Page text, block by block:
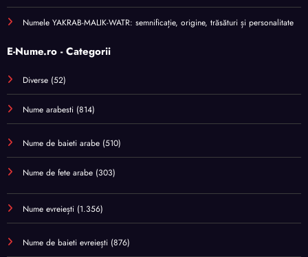
Numele YAKRAB-MALIK-WATR: semnificație, origine, trăsături și personalitate
E-Nume.ro - Categorii
Diverse (52)
Nume arabesti (814)
Nume de baieti arabe (510)
Nume de fete arabe (303)
Nume evreiești (1.356)
Nume de baieti evreiești (876)